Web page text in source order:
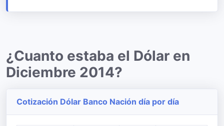
¿Cuanto estaba el Dólar en
Diciembre 2014?
Cotización Dólar Banco Nación día por día